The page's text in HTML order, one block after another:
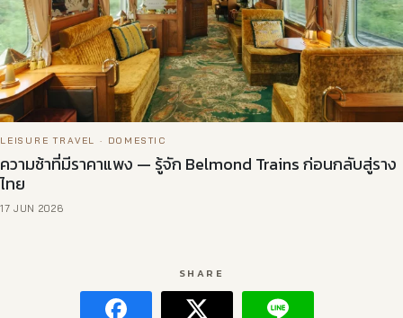
LEISURE TRAVEL · DOMESTIC
ความช้าที่มีราคาแพง — รู้จัก Belmond Trains ก่อนกลับสู่ราง
ไทย
17 JUN 2026
SHARE